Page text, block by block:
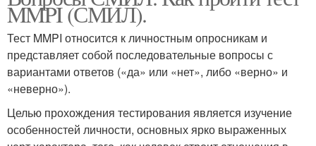
MMPI (СМИЛ).
Тест MMPI относится к личностным опросникам и
представляет собой последовательные вопросы с
вариантами ответов («да» или «нет», либо «верно» и
«неверно»).
Целью прохождения тестирования является изучение
особенностей личности, основных ярко выраженных